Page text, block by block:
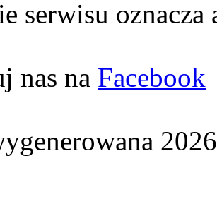
serwisu oznacza
nas na Facebook